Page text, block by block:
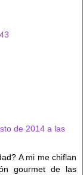
de 2014 a las
A mi me chiflan
gourmet de las